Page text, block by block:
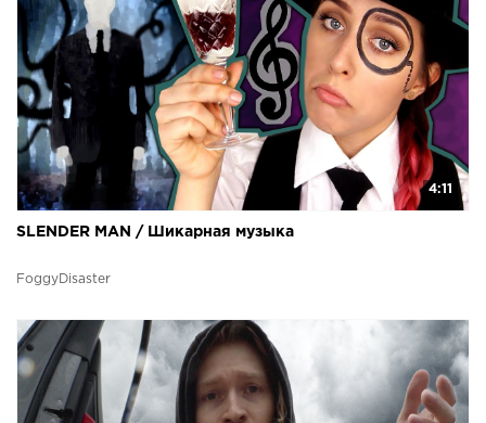
4:11
SLENDER MAN / Шикарная музыка
FoggyDisaster